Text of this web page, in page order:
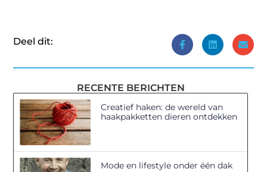
Deel dit:
RECENTE BERICHTEN
Creatief haken: de wereld van
haakpakketten dieren ontdekken
Mode en lifestyle onder één dak